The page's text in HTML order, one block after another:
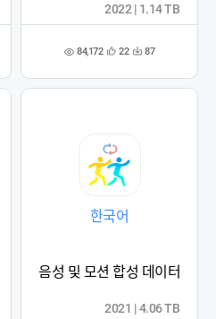
조 84,172 관
록
22 다 87
2022 | 1.14 TB
한국어
음성 및 모션 합성 데이터
2021 | 4.06 TB